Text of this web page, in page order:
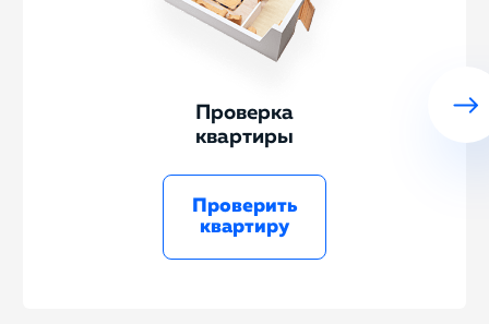
Проверка
квартиры
Проверить
квартиру